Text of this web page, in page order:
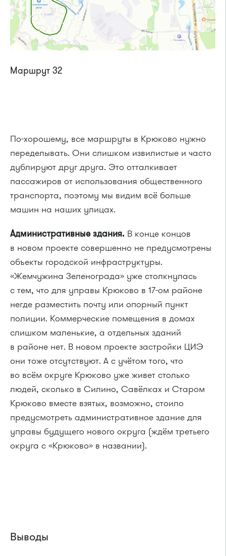
Маршрут 32
По-хорошему, все маршруты в Крюково нужно
переделывать. Они слишком извилистые и часто
дублируют друг друга. Это отталкивает
пассажиров от использования общественного
транспорта, поэтому мы видим всё больше
машин на наших улицах.
Административные здания. В конце концов
в новом проекте совершенно не предусмотрены
объекты городской инфраструктуры.
«Жемчужина Зеленограда» уже столкнулась
с тем, что для управы Крюково в 17-ом районе
негде разместить почту или опорный пункт
полиции. Коммерческие помещения в домах
слишком маленькие, а отдельных зданий
в районе нет. В новом проекте застройки ЦИЭ
они тоже отсутствуют. А с учётом того, что
во всём округе Крюково уже живет столько
людей, сколько в Силино, Савёлках и Старом
Крюково вместе взятых, возможно, стоило
предусмотреть административное здание для
управы будущего нового округа (ждём третьего
округа с «Крюково» в названии).
Выводы